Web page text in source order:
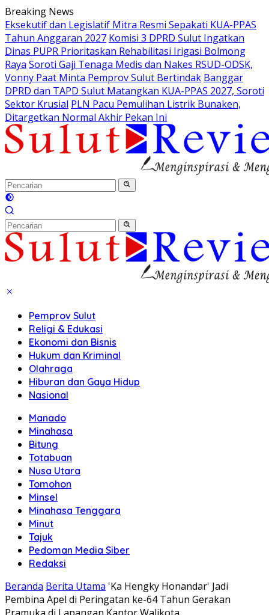
Langsung
ke
konten
Breaking News
Eksekutif dan Legislatif Mitra Resmi Sepakati KUA-PPAS
Tahun Anggaran 2027 Komisi 3 DPRD Sulut Ingatkan
Dinas PUPR Prioritaskan Rehabilitasi Irigasi Bolmong
Raya Soroti Gaji Tenaga Medis dan Nakes RSUD-ODSK,
Vonny Paat Minta Pemprov Sulut Bertindak Banggar
DPRD dan TAPD Sulut Matangkan KUA-PPAS 2027, Soroti
Sektor Krusial PLN Pacu Pemulihan Listrik Bunaken,
Ditargetkan Normal Akhir Pekan Ini
Pemprov Sulut
Religi & Edukasi
Ekonomi dan Bisnis
Hukum dan Kriminal
Olahraga
Hiburan dan Gaya Hidup
Nasional
Manado
Minahasa
Bitung
Totabuan
Nusa Utara
Tomohon
Minsel
Minahasa Tenggara
Minut
Tajuk
Pedoman Media Siber
Redaksi
Beranda Berita Utama 'Ka Hengky Honandar' Jadi
Pembina Apel di Peringatan ke-64 Tahun Gerakan